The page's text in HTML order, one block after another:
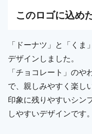
このロゴに込め
「ドーナツ」と「く
デザインしました。
「チョコレート」の
で、親しみやすく楽し
印象に残りやすいシン
しやすいデザインです。